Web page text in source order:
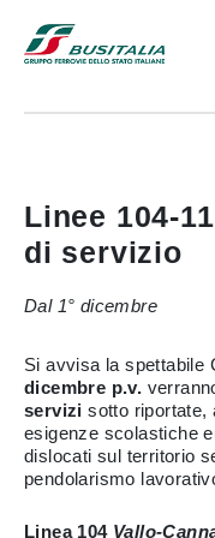
Linee 104-
di servizio
Dal 1° dicembre
Si avvisa la spettabile
dicembre p.v.
servizi sotto riportate,
esigenze scolastiche
dislocati sul territorio
pendolarismo
Linea 104 Vallo-